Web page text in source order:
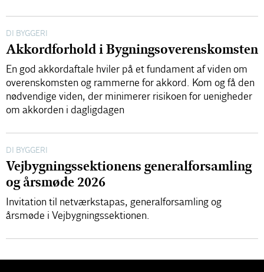
DI BYGGERI
Akkordforhold i Bygningsoverenskomsten
En god akkordaftale hviler på et fundament af viden om
overenskomsten og rammerne for akkord. Kom og få den
nødvendige viden, der minimerer risikoen for uenigheder
om akkorden i dagligdagen
DI BYGGERI
Vejbygningssektionens generalforsamling
og årsmøde 2026
Invitation til netværkstapas, generalforsamling og
årsmøde i Vejbygningssektionen.